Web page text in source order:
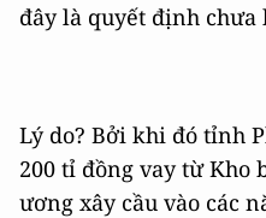
đây là quyết định chưa
Lý do? Bởi khi đó tỉnh
200 tỉ đồng vay từ Kho
ương xây cầu vào các